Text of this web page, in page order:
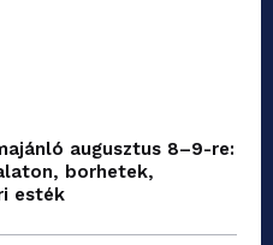
augusztus 8–9-re:
borhetek,
esték